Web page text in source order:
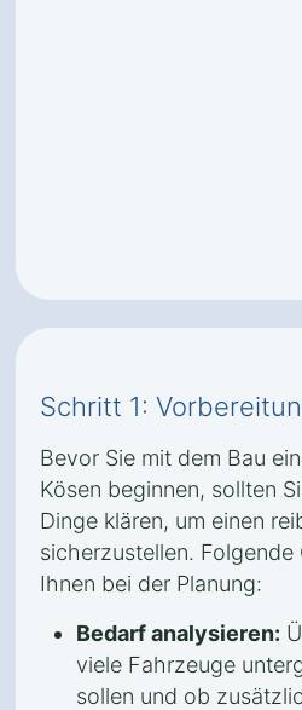
Schritt 1:
Bevor Sie mit dem Bau
Kösen beginnen, sollten
Dinge klären, um einen
sicherzustellen.
Ihnen bei der Planung:
Bedarf analysieren:
viele Fahrzeuge
sollen und ob